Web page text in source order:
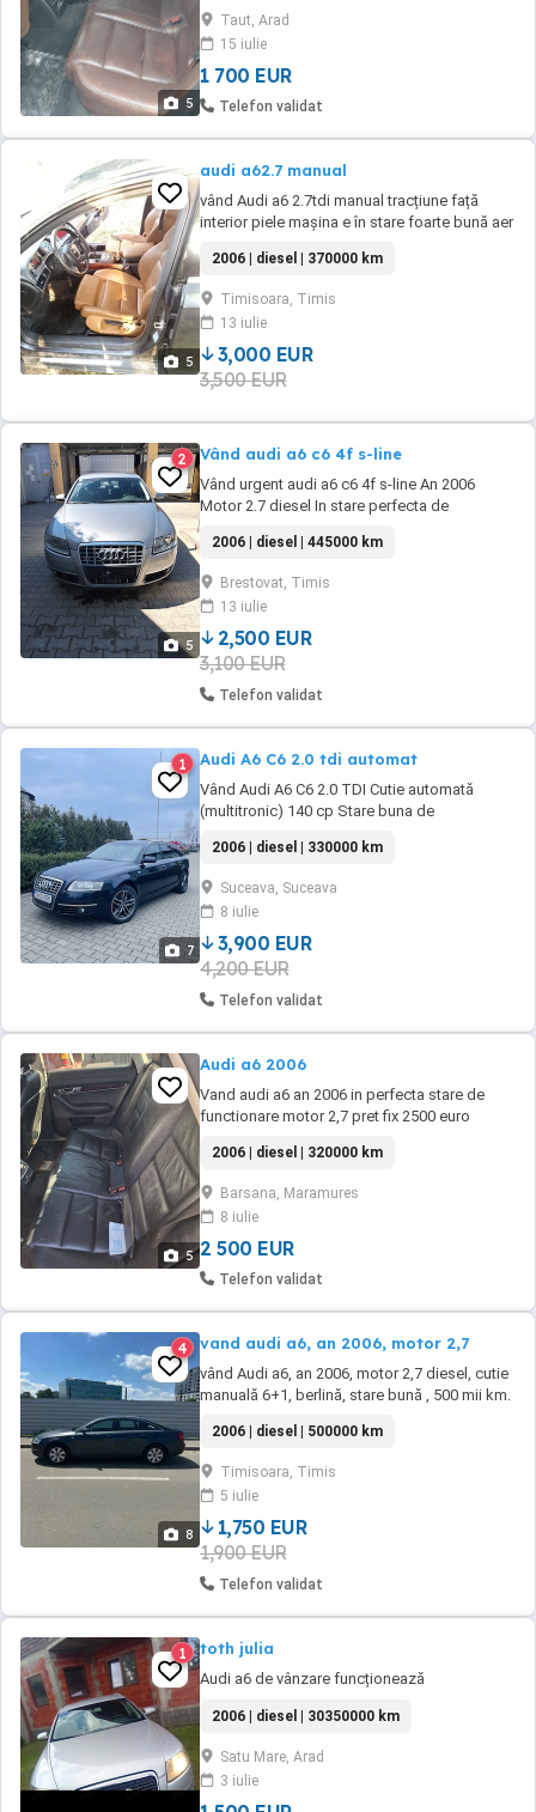
5
Taut, Arad
15 iulie
1 700 EUR
Telefon validat
5
audi a62.7 manual
vând Audi a6 2.7tdi manual tracțiune față
interior piele mașina e în stare foarte bună aer
august cu posibilitate de prelungire încălzire
scaune față cat și spate pentru mai multe
detalii contactatima
2006 | diesel | 370000 km
Timisoara, Timis
13 iulie
3,000 EUR
3,500 EUR
5
2 Vând audi a6 c6 4f s-line
Vând urgent audi a6 c6 4f s-line An 2006
Motor 2.7 diesel In stare perfecta de
Faruri bixenon adaptive Frana de mana
electrica Clima funcțională Pilot automat
Navigație Jante R18 cu anvelope foarte bune
Sistem Bosse Plus multe altele Recent adusa
din ...
2006 | diesel | 445000 km
Brestovat, Timis
13 iulie
2,500 EUR
3,100 EUR
Telefon validat
7
1 Audi A6 C6 2.0 tdi automat
Vând Audi A6 C6 2.0 TDI Cutie automată
(multitronic) 140 cp Stare buna de
detalii la telefon.
2006 | diesel | 330000 km
Suceava, Suceava
8 iulie
3,900 EUR
4,200 EUR
Telefon validat
5
Audi a6 2006
Vand audi a6 an 2006 in perfecta stare de
functionare motor 2,7 pret fix 2500 euro
2006 | diesel | 320000 km
Barsana, Maramures
8 iulie
2 500 EUR
Telefon validat
8
4 vand audi a6, an 2006, motor 2,7
vând Audi a6, an 2006, motor 2,7 diesel, cutie
manuală 6+1, berlină, stare bună , 500 mii km.
2006 | diesel | 500000 km
Timisoara, Timis
5 iulie
1,750 EUR
1,900 EUR
Telefon validat
1 toth julia
Audi a6 de vânzare funcționează
2006 | diesel | 30350000 km
Satu Mare, Arad
3 iulie